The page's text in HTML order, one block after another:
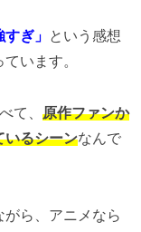
ぎ」 という感想
います。
て、 原作ファンか
いるシーンなんで
ら、アニメなら